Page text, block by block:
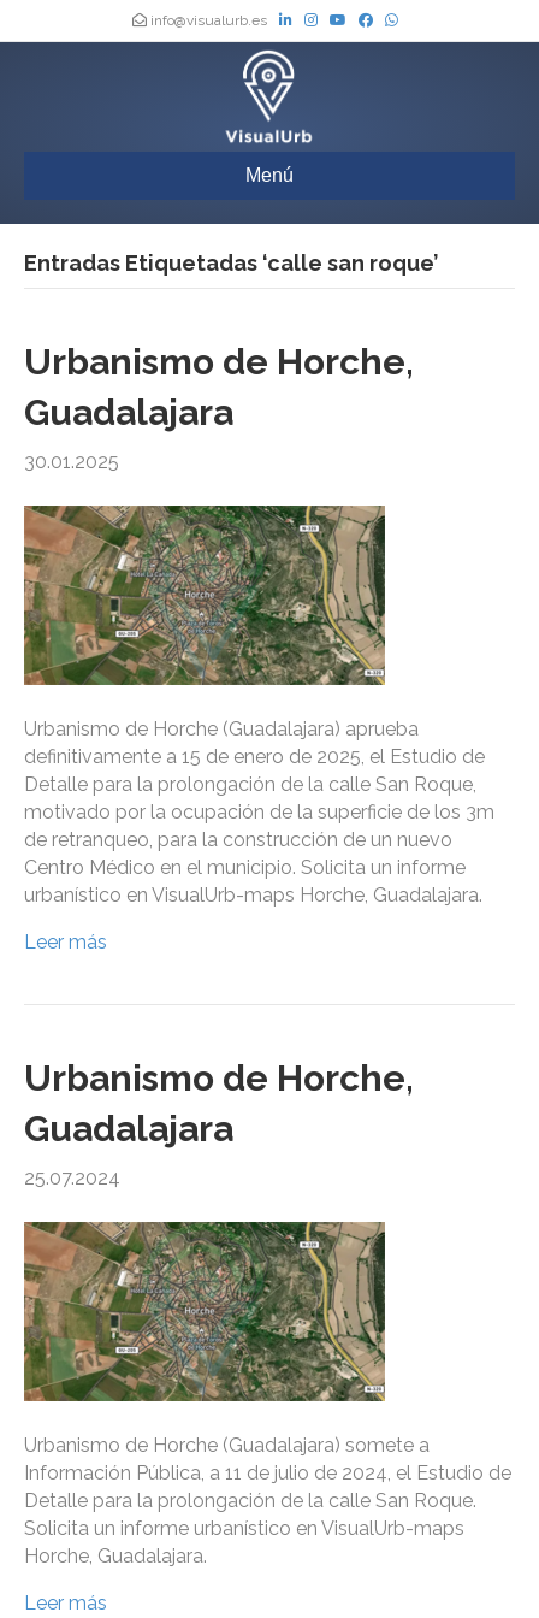
info@visualurb.es
Menú
Entradas Etiquetadas ‘calle san roque’
Urbanismo de Horche,
Guadalajara
30.01.2025
Urbanismo de Horche (Guadalajara) aprueba
definitivamente a 15 de enero de 2025, el Estudio de
Detalle para la prolongación de la calle San Roque,
motivado por la ocupación de la superficie de los 3m
de retranqueo, para la construcción de un nuevo
Centro Médico en el municipio. Solicita un informe
urbanístico en VisualUrb-maps Horche, Guadalajara.
Leer más
Urbanismo de Horche,
Guadalajara
25.07.2024
Urbanismo de Horche (Guadalajara) somete a
Información Pública, a 11 de julio de 2024, el Estudio de
Detalle para la prolongación de la calle San Roque.
Solicita un informe urbanístico en VisualUrb-maps
Horche, Guadalajara.
Leer más